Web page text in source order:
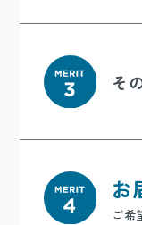
そ
お
ご希